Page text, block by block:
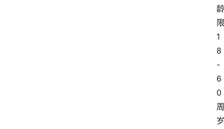
龄
限
1
8
-
6
0
周
岁